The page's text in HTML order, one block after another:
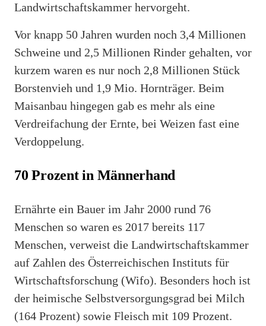
Landwirtschaftskammer hervorgeht.
Vor knapp 50 Jahren wurden noch 3,4 Millionen
Schweine und 2,5 Millionen Rinder gehalten, vor
kurzem waren es nur noch 2,8 Millionen Stück
Borstenvieh und 1,9 Mio. Hornträger. Beim
Maisanbau hingegen gab es mehr als eine
Verdreifachung der Ernte, bei Weizen fast eine
Verdoppelung.
70 Prozent in Männerhand
Ernährte ein Bauer im Jahr 2000 rund 76
Menschen so waren es 2017 bereits 117
Menschen, verweist die Landwirtschaftskammer
auf Zahlen des Österreichischen Instituts für
Wirtschaftsforschung (Wifo). Besonders hoch ist
der heimische Selbstversorgungsgrad bei Milch
(164 Prozent) sowie Fleisch mit 109 Prozent.